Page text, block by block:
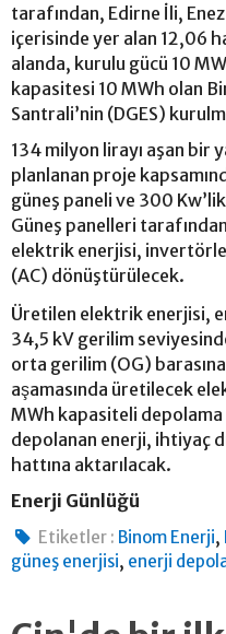
tarafından, Edirne İli, Enez
içerisinde yer alan 12,06
alanda, kurulu gücü 10
kapasitesi 10 MWh olan
Santrali’nin (DGES)
134 milyon lirayı aşan bir
planlanan proje
güneş paneli ve 300
Güneş panelleri
elektrik enerjisi,
(AC) dönüştürülecek.
Üretilen elektrik enerjisi,
34,5 kV gerilim
orta gerilim (OG)
aşamasında üretilecek
MWh kapasiteli
depolanan enerji, ihtiyaç
hattına aktarılacak.
Enerji Günlüğü
Etiketler : Binom Enerji,
güneş enerjisi, enerji